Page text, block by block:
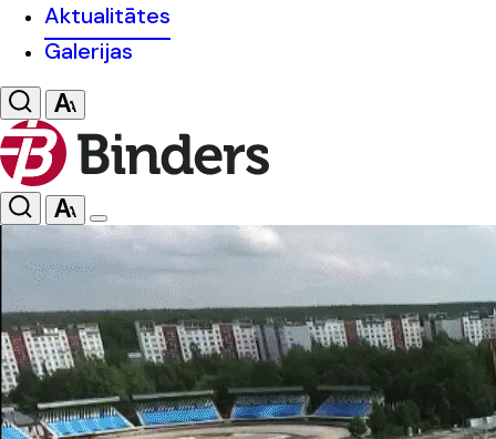
Aktualitātes
Galerijas